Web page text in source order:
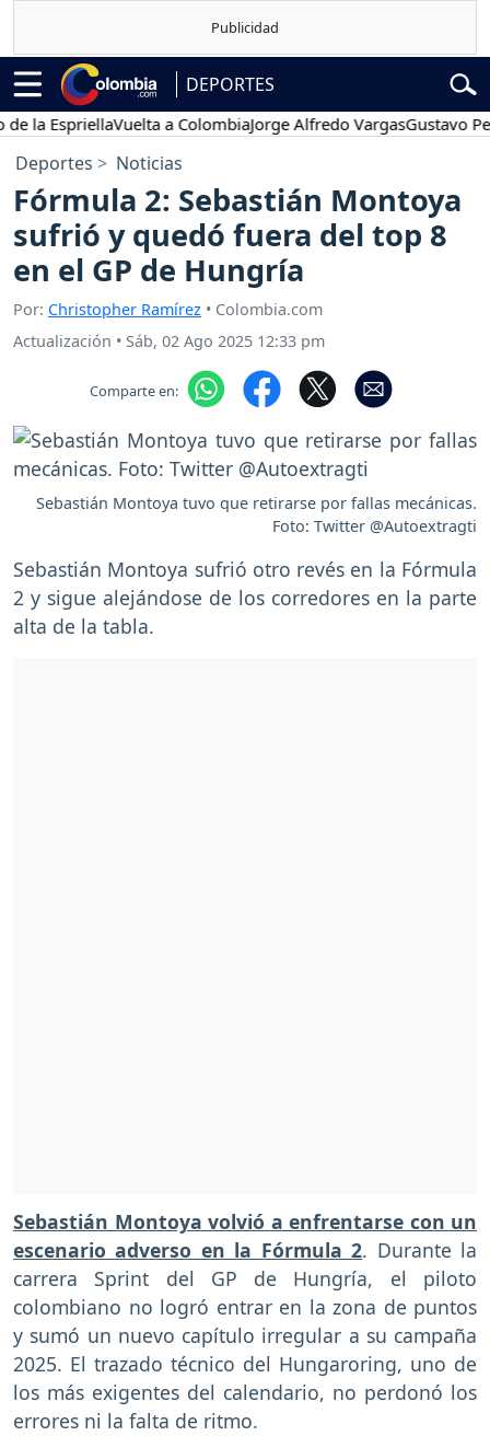
DEPORTES
Vuelta a ColombiaJorge Alfredo VargasGustavo Petro
Deportes Noticias
Fórmula 2: Sebastián Montoya
sufrió y quedó fuera del top 8
en el GP de Hungría
Por: Christopher Ramírez • Colombia.com
Actualización • Sáb, 02 Ago 2025 12:33 pm
Comparte en:
Sebastián Montoya tuvo que retirarse por fallas mecánicas.
Foto: Twitter @Autoextragti
Sebastián Montoya sufrió otro revés en la Fórmula
2 y sigue alejándose de los corredores en la parte
alta de la tabla.
Sebastián Montoya volvió a enfrentarse con un
escenario adverso en la Fórmula 2. Durante la
carrera Sprint del GP de Hungría, el piloto
colombiano no logró entrar en la zona de puntos
y sumó un nuevo capítulo irregular a su campaña
2025. El trazado técnico del Hungaroring, uno de
los más exigentes del calendario, no perdonó los
errores ni la falta de ritmo.